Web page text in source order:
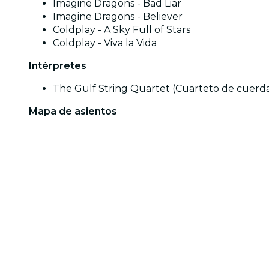
Imagine Dragons - Bad Liar
Imagine Dragons - Believer
Coldplay - A Sky Full of Stars
Coldplay - Viva la Vida
Intérpretes
The Gulf String Quartet (Cuarteto de
Mapa de asientos